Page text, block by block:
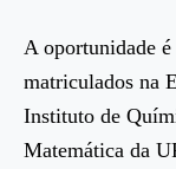
A oportunidade
matriculados na
Instituto de
Matemática da